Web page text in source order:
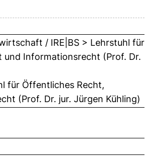
/ IRE|BS > Lehrstuhl für
Informationsrecht (Prof. Dr.
für Öffentliches Recht,
(Prof. Dr. jur. Jürgen Kühling)